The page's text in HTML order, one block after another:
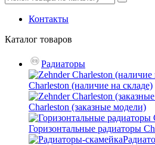
Контакты
Каталог товаров
Радиаторы
Charleston (наличие на складе)
Charleston (заказные модели)
Горизонтальные радиаторы